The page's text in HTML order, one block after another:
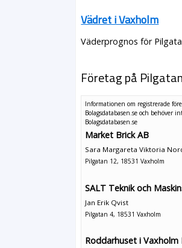
Vädret i Vaxholm
Väderprognos för
Företag på Pilgatan
Informationen om registrerade
Bolagsdatabasen.se och behöver
Bolagsdatabasen.se
Market Brick AB
Sara Margareta Viktoria
Pilgatan 12, 18531 Vaxholm
SALT Teknik och
Jan Erik Qvist
Pilgatan 4, 18531 Vaxholm
Roddarhuset i Vaxholm